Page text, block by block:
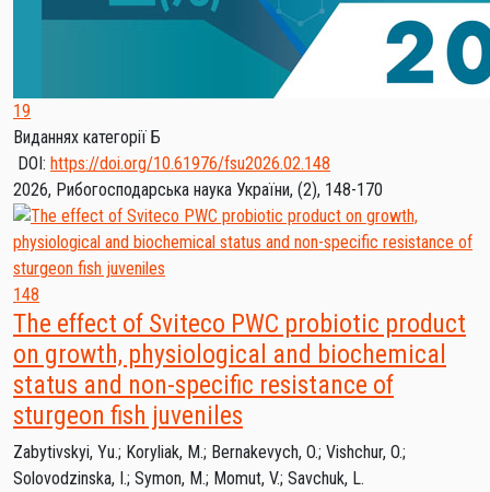
19
Виданнях категорії Б
DOI: https://doi.org/10.61976/fsu2026.02.148
2026, Рибогосподарська наука України, (2), 148-170
148
The effect of Sviteco PWC probiotic product
on growth, physiological and biochemical
status and non-specific resistance of
sturgeon fish juveniles
Zabytivskyi, Yu.; Koryliak, M.; Bernakevych, O.; Vishchur, O.;
Solovodzinska, I.; Symon, M.; Momut, V.; Savchuk, L.